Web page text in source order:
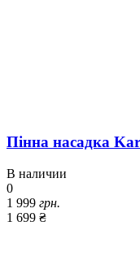
Пінна насадка
В наличии
0
1 999 грн.
1 699 ₴